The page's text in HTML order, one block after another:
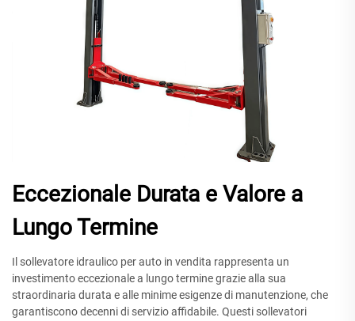
Eccezionale Durata e Valore a
Lungo Termine
Il sollevatore idraulico per auto in vendita rappresenta un
investimento eccezionale a lungo termine grazie alla sua
straordinaria durata e alle minime esigenze di manutenzione, che
garantiscono decenni di servizio affidabile. Questi sollevatori